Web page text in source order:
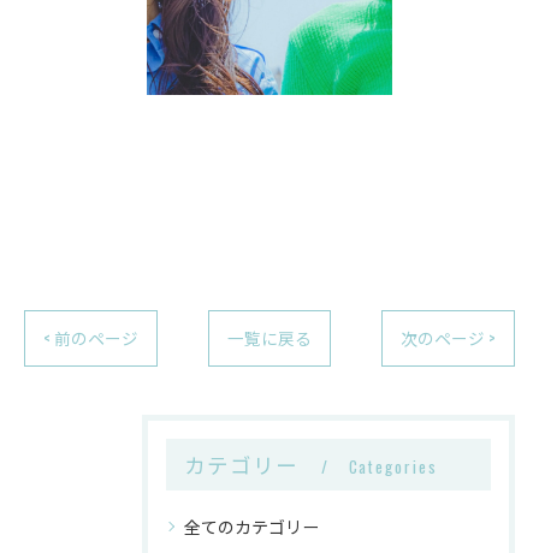
< 前のページ 一覧に戻る 次のページ >
カテゴリー Categories
全てのカテゴリー